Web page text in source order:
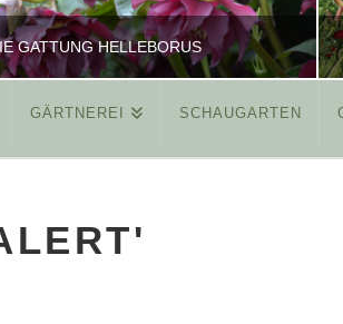
GATTUNG HELLEBORUS
REINHARD
MÄRZ 26, 2015
GÄRTNEREI SCHAUGARTEN